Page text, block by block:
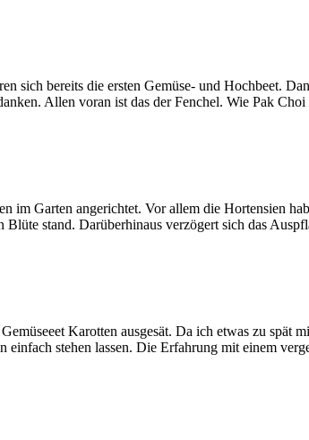
sich bereits die ersten Gemüse- und Hochbeet.
Allen voran ist das der Fenchel. Wie Pak
im Garten angerichtet. Vor allem die Hortensien
stand. Darüberhinaus verzögert sich das
Karotten ausgesät. Da ich etwas zu
einfach stehen lassen. Die Erfahrung mit einem